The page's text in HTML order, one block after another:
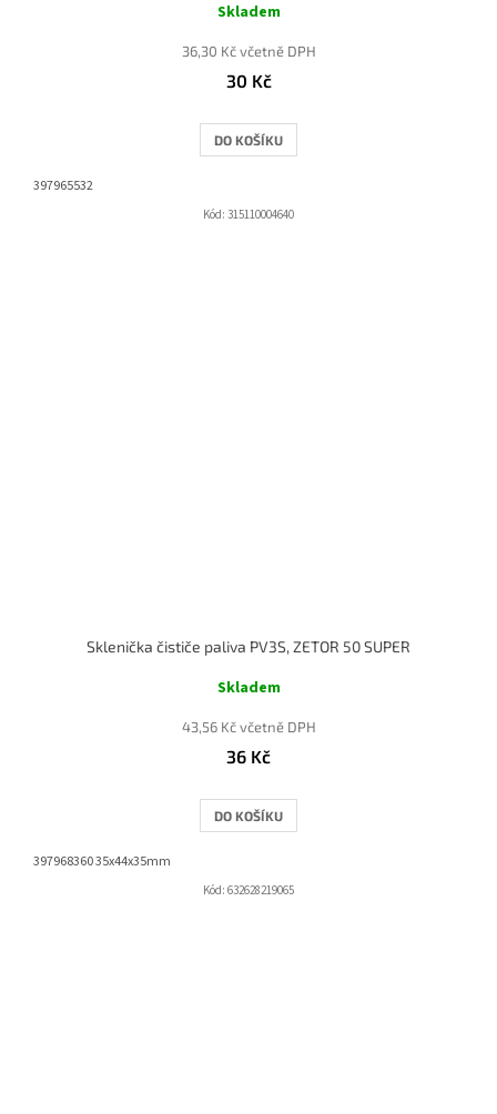
Skladem
36,30 Kč včetně DPH
30 Kč
DO KOŠÍKU
397965532
Kód: 315110004640
Sklenička čističe paliva PV3S, ZETOR 50 SUPER
Skladem
43,56 Kč včetně DPH
36 Kč
DO KOŠÍKU
397968360 35x44x35mm
Kód: 632628219065